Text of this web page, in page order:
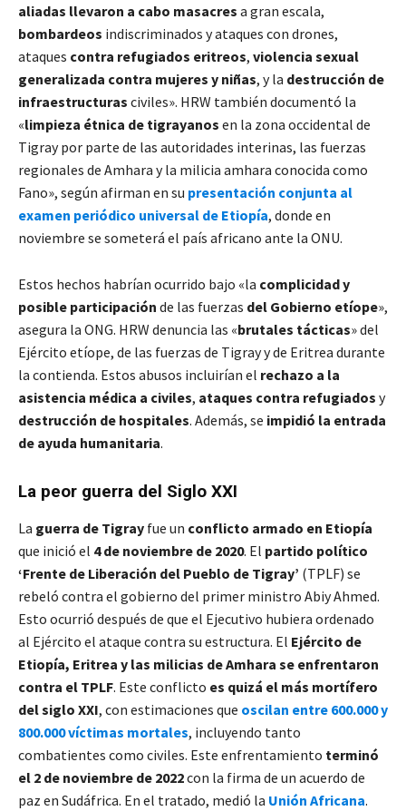
aliadas llevaron a cabo masacres a gran escala,
bombardeos indiscriminados y ataques con drones,
ataques contra refugiados eritreos, violencia sexual
generalizada contra mujeres y niñas, y la destrucción de
infraestructuras civiles». HRW también documentó la
«limpieza étnica de tigrayanos en la zona occidental de
Tigray por parte de las autoridades interinas, las fuerzas
regionales de Amhara y la milicia amhara conocida como
Fano», según afirman en su presentación conjunta al
examen periódico universal de Etiopía, donde en
noviembre se someterá el país africano ante la ONU.
Estos hechos habrían ocurrido bajo «la complicidad y
posible participación de las fuerzas del Gobierno etíope»,
asegura la ONG. HRW denuncia las «brutales tácticas» del
Ejército etíope, de las fuerzas de Tigray y de Eritrea durante
la contienda. Estos abusos incluirían el rechazo a la
asistencia médica a civiles, ataques contra refugiados y
destrucción de hospitales. Además, se impidió la entrada
de ayuda humanitaria.
La peor guerra del Siglo XXI
La guerra de Tigray fue un conflicto armado en Etiopía
que inició el 4 de noviembre de 2020. El partido político
‘Frente de Liberación del Pueblo de Tigray’ (TPLF) se
rebeló contra el gobierno del primer ministro Abiy Ahmed.
Esto ocurrió después de que el Ejecutivo hubiera ordenado
al Ejército el ataque contra su estructura. El Ejército de
Etiopía, Eritrea y las milicias de Amhara se enfrentaron
contra el TPLF. Este conflicto es quizá el más mortífero
del siglo XXI, con estimaciones que oscilan entre 600.000 y
800.000 víctimas mortales, incluyendo tanto
combatientes como civiles. Este enfrentamiento terminó
el 2 de noviembre de 2022con la firma de un acuerdo de
paz en Sudáfrica. En el tratado, medió la Unión Africana.